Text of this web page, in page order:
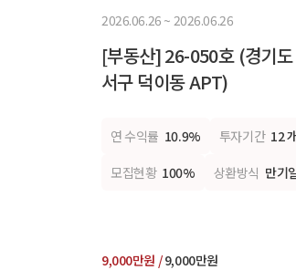
2026.06.26 ~ 2026.06.26
[부동산] 26-050호 (경기
서구 덕이동 APT)
연 수익률 10.9% 투자기간 12
모집현황 100% 상환방식 만기
9,000만원 /9,000만원